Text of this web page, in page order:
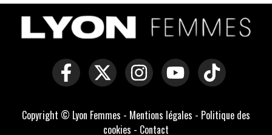
Copyright © Lyon Femmes - Mentions légales - Politique des
cookies - Contact